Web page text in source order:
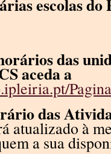
escolas do
das
aceda a
das
atualizado à
a sua